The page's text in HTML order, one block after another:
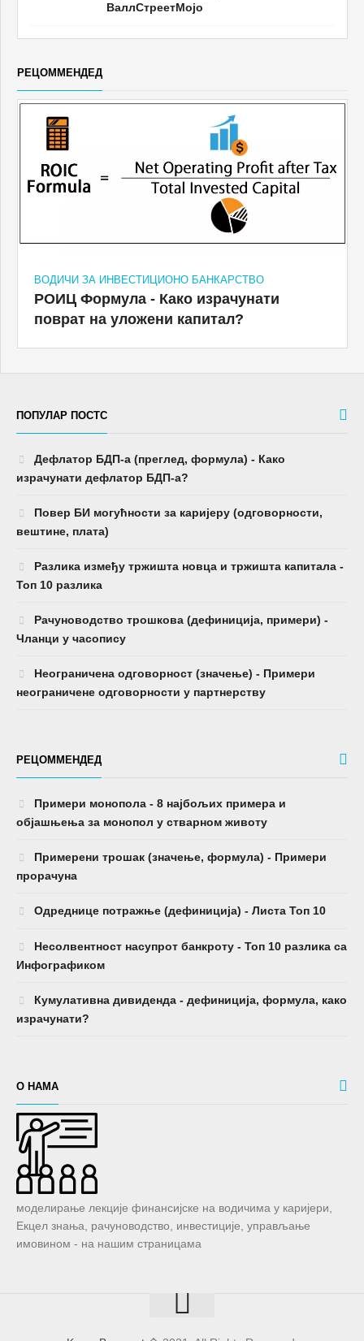
ВаллСтреетМојо
РЕЦОММЕНДЕД
ВОДИЧИ ЗА ИНВЕСТИЦИОНО БАНКАРСТВО
РОИЦ Формула - Како израчунати
поврат на уложени капитал?
ПОПУЛАР ПОСТС
Дефлатор БДП-а (преглед, формула) - Како
израчунати дефлатор БДП-а?
Повер БИ могућности за каријеру (одговорности,
вештине, плата)
Разлика између тржишта новца и тржишта капитала -
Топ 10 разлика
Рачуноводство трошкова (дефиниција, примери) -
Чланци у часопису
Неограничена одговорност (значење) - Примери
неограничене одговорности у партнерству
РЕЦОММЕНДЕД
Примери монопола - 8 најбољих примера и
објашњења за монопол у стварном животу
Примерени трошак (значење, формула) - Примери
прорачуна
Одреднице потражње (дефиниција) - Листа Топ 10
Несолвентност насупрот банкроту - Топ 10 разлика са
Инфографиком
Кумулативна дивиденда - дефиниција, формула, како
израчунати?
О НАМА
моделирање лекције финансијске на водичима у каријери,
Екцел знања, рачуноводство, инвестиције, управљање
имовином - на нашим страницама